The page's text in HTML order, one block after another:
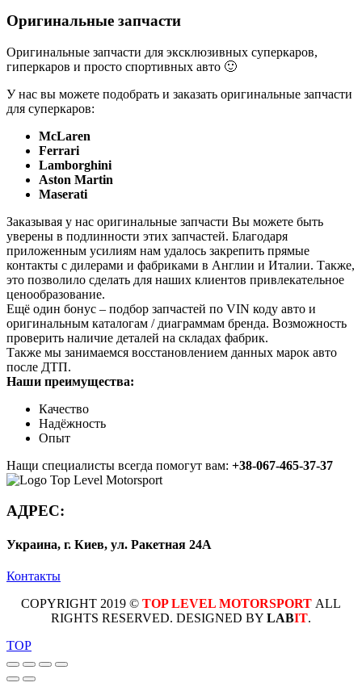
Оригинальные запчасти
Оригинальные запчасти для эксклюзивных суперкаров,
гиперкаров и просто спортивных авто 🙂
У нас вы можете подобрать и заказать оригинальные запчасти
для суперкаров:
McLaren
Ferrari
Lamborghini
Aston Martin
Maserati
Заказывая у нас оригинальные запчасти Вы можете быть
уверены в подлинности этих запчастей. Благодаря
приложенным усилиям нам удалось закрепить прямые
контакты с дилерами и фабриками в Англии и Италии. Также,
это позволило сделать для наших клиентов привлекательное
ценообразование.
Ещё один бонус – подбор запчастей по VIN коду авто и
оригинальным каталогам / диаграммам бренда. Возможность
проверить наличие деталей на складах фабрик.
Также мы занимаемся восстановлением данных марок авто
после ДТП.
Наши преимущества:
Качество
Надёжность
Опыт
Нащи специалисты всегда помогут вам: +38-067-465-37-37
АДРЕС:
Украина, г. Киев, ул. Ракетная 24А
Контакты
COPYRIGHT 2019 © TOP LEVEL MOTORSPORT ALL
RIGHTS RESERVED. DESIGNED BY LABIT.
TOP